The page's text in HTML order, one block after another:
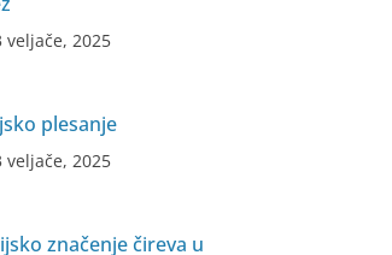
veljače, 2025
plesanje
veljače, 2025
značenje čireva u